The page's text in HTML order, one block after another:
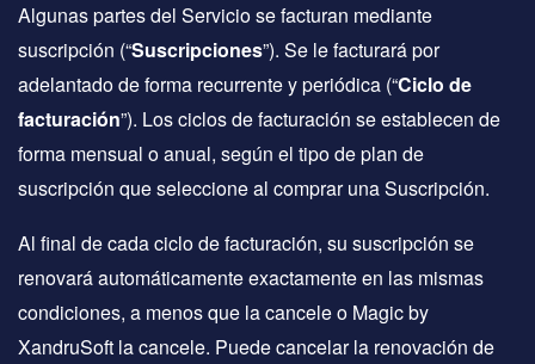
Algunas partes del Servicio se facturan mediante
suscripción (“Suscripciones”). Se le facturará por
adelantado de forma recurrente y periódica (“Ciclo de
facturación”). Los ciclos de facturación se establecen de
forma mensual o anual, según el tipo de plan de
suscripción que seleccione al comprar una Suscripción.
Al final de cada ciclo de facturación, su suscripción se
renovará automáticamente exactamente en las mismas
condiciones, a menos que la cancele o Magic by
XandruSoft la cancele. Puede cancelar la renovación de